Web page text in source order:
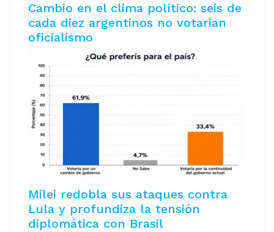
Cambio en el clima político: seis de
cada diez argentinos no votarian
oficialismo
Milei redobla sus ataques contra
Lula y profundiza la tensión
diplomática con Brasil